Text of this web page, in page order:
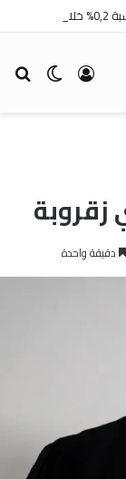
الوضع تسجيل
دقيقة واحدة